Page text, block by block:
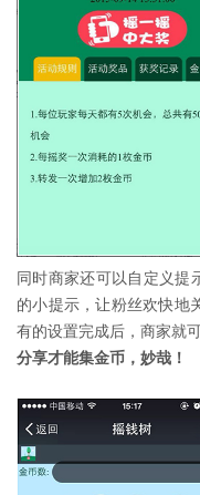
同时商家还可以自定义提
的小提示，让粉丝欢快地
有的设置完成后，商家就
分享才能集金币，妙哉！